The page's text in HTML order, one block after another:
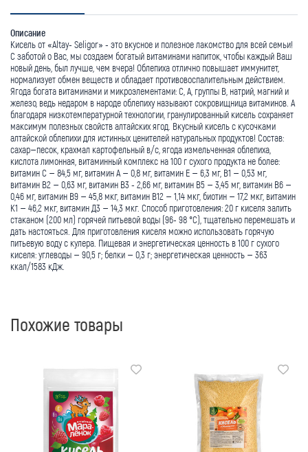
Описание
Кисель от «Altay- Seligor» - это вкусное и полезное лакомство для всей семьи!
С заботой о Вас, мы создаем богатый витаминами напиток, чтобы каждый Ваш
новый день, был лучше, чем вчера! Облепиха отлично повышает иммунитет,
нормализует обмен веществ и обладает противовоспалительным действием.
Ягода богата витаминами и микроэлементами: С, А, группы В, натрий, магний и
железо, ведь недаром в народе облепиху называют сокровищница витаминов. А
благодаря низкотемпературной технологии, гранулированный кисель сохраняет
максимум полезных свойств алтайских ягод. Вкусный кисель с кусочками
алтайской облепихи для истинных ценителей натуральных продуктов! Состав:
сахар–песок, крахмал картофельный в/с, ягода измельченная облепиха,
кислота лимонная, витаминный комплекс на 100 г сухого продукта не более:
витамин С – 84,5 мг, витамин А – 0,8 мг, витамин Е – 6,3 мг, В1 – 0,53 мг,
витамин В2 – 0,63 мг, витамин B3 - 2,66 мг, витамин В5 – 3,45 мг, витамин В6 –
0,46 мг, витамин В9 – 45,8 мкг, витамин В12 – 1,14 мкг, биотин – 17,2 мкг, витамин
К1 – 46,2 мкг, витамин Д3 – 14,3 мкг. Способ приготовления: 20 г киселя залить
стаканом (200 мл) горячей питьевой воды (96- 98 °С), тщательно перемешать и
дать настояться. Для приготовления киселя можно использовать горячую
питьевую воду с кулера. Пищевая и энергетическая ценность в 100 г сухого
киселя: углеводы – 90,5 г; белки – 0,3 г; энергетическая ценность – 363
ккал/1583 кДж.
Похожие товары